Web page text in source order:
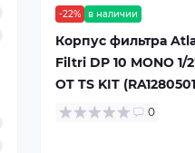
-22% в наличии
Корпус фильтра
Filtri DP 10 MONO 1/
OT TS KIT
0